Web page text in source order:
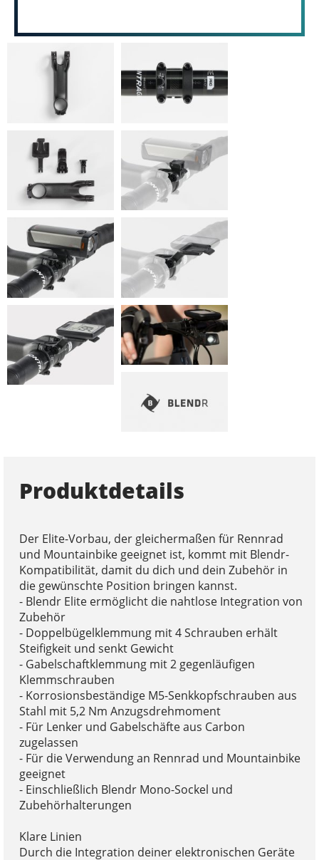
Produktdetails
Der Elite-Vorbau, der gleichermaßen für Rennrad
und Mountainbike geeignet ist, kommt mit Blendr-
Kompatibilität, damit du dich und dein Zubehör in
die gewünschte Position bringen kannst.
- Blendr Elite ermöglicht die nahtlose Integration von
Zubehör
- Doppelbügelklemmung mit 4 Schrauben erhält
Steifigkeit und senkt Gewicht
- Gabelschaftklemmung mit 2 gegenläufigen
Klemmschrauben
- Korrosionsbeständige M5-Senkkopfschrauben aus
Stahl mit 5,2 Nm Anzugsdrehmoment
- Für Lenker und Gabelschäfte aus Carbon
zugelassen
- Für die Verwendung an Rennrad und Mountainbike
geeignet
- Einschließlich Blendr Mono-Sockel und
Zubehörhalterungen
Klare Linien
Durch die Integration deiner elektronischen Geräte